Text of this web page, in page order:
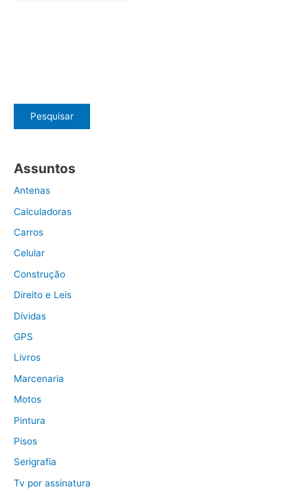
Pesquisar
Assuntos
Antenas
Calculadoras
Carros
Celular
Construção
Direito e Leis
Dívidas
GPS
Livros
Marcenaria
Motos
Pintura
Pisos
Serigrafia
Tv por assinatura